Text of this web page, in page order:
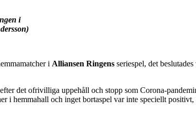
i
i Alliansen Ringens seriespel, det
det ofrivilliga uppehåll och stopp som Corona-
i hemmahall och inget bortaspel var inte speciellt